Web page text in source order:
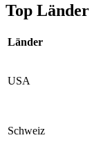
Top Länder
Länder
USA
Schweiz